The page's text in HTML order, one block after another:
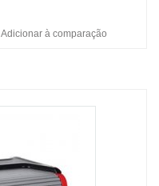
Adicionar à comparação